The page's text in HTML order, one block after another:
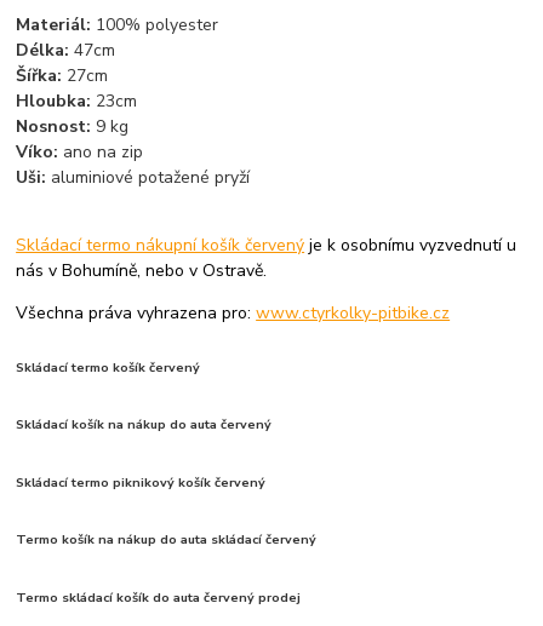
Materiál: 100% polyester
Délka:47cm
Šířka: 27cm
Hloubka: 23cm
Nosnost: 9 kg
Víko: ano na zip
Uši: aluminiové potažené pryží
Skládací termo nákupní košík červený je k osobnímu vyzvednutí u
nás v Bohumíně, nebo v Ostravě.
Všechna práva vyhrazena pro:www.ctyrkolky-pitbike.cz
Skládací termo košík červený
Skládací košík na nákup do auta červený
Skládací termo piknikový košík červený
Termo košík na nákup do auta skládací červený
Termo skládací košík do auta červený prodej